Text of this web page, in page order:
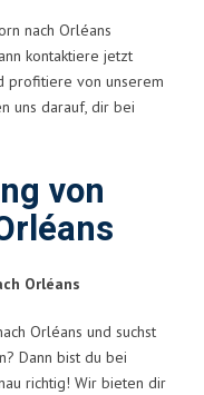
nach Orléans
kontaktiere jetzt
profitiere von unserem
uns darauf, dir bei
von
Orléans
Orléans und suchst
Dann bist du bei
richtig! Wir bieten dir